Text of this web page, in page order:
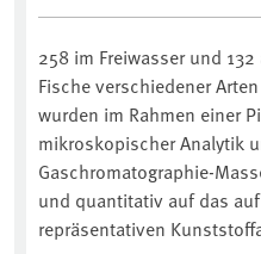
258 im Freiwasser und
Fische verschiedener
wurden im Rahmen einer
mikroskopischer Analytik
Gaschromatographie-
und quantitativ auf das
repräsentativen